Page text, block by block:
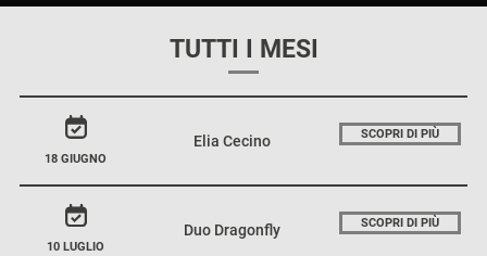
TUTTI I MESI
18 GIUGNO
Elia Cecino SCOPRI DI PIÙ
10 LUGLIO
Duo Dragonfly SCOPRI DI PIÙ